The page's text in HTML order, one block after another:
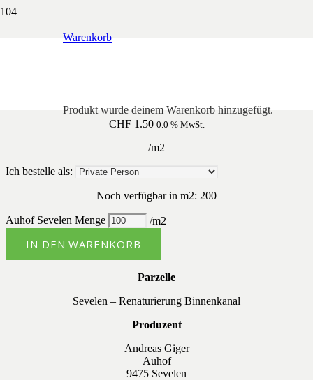
Warenkorb
Produkt wurde deinem Warenkorb hinzugefügt.
CHF1.50 0.0 % MwSt.
/m2
Ich bestelle als:
Noch verfügbar in m2: 200
Auhof Sevelen Menge
IN DEN WARENKORB
Parzelle
Sevelen – Renaturierung Binnenkanal
Produzent
Andreas Giger
Auhof
9475 Sevelen